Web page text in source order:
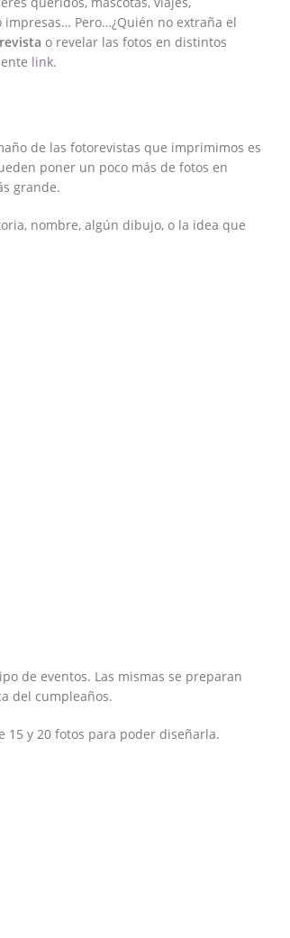
Pero…¿Quién no extraña el
o revelar las fotos en distintos
link.
de las fotorevistas que imprimimos es
poner un poco más de fotos en
grande.
nombre, algún dibujo, o la idea que
de eventos. Las mismas se preparan
del cumpleaños.
15 y 20 fotos para poder diseñarla.